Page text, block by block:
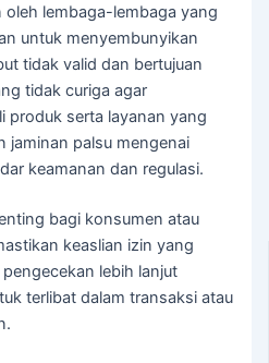
lembaga-lembaga yang
untuk menyembunyikan
tidak valid dan bertujuan
tidak curiga agar
produk serta layanan yang
jaminan palsu mengenai
keamanan dan regulasi.
bagi konsumen atau
keaslian izin yang
lebih lanjut
terlibat dalam transaksi atau